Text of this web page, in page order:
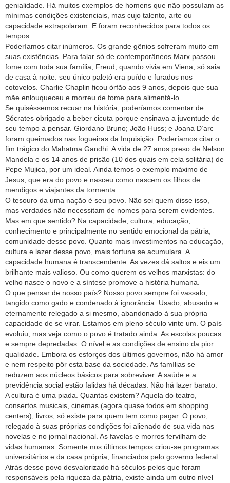
genialidade. Há muitos exemplos de homens que não possuíam as
mínimas condições existenciais, mas cujo talento, arte ou
capacidade extrapolaram. E foram reconhecidos para todos os
tempos.
Poderíamos citar inúmeros. Os grande gênios sofreram muito em
suas existências. Para falar só de contemporâneos Marx passou
fome com toda sua família; Freud, quando vivia em Viena, só saia
de casa à noite: seu único paletó era puído e furados nos
cotovelos. Charlie Chaplin ficou órfão aos 9 anos, depois que sua
mãe enlouqueceu e morreu de fome para alimentá-lo.
Se quiséssemos recuar na história, poderíamos comentar de
Sócrates obrigado a beber cicuta porque ensinava a juventude de
seu tempo a pensar. Giordano Bruno; João Huss; e Joana D’arc
foram queimados nas fogueiras da Inquisição. Poderíamos citar o
fim trágico do Mahatma Gandhi. A vida de 27 anos preso de Nelson
Mandela e os 14 anos de prisão (10 dos quais em cela solitária) de
Pepe Mujica, por um ideal. Ainda temos o exemplo máximo de
Jesus, que era do povo e nasceu como nascem os filhos de
mendigos e viajantes da tormenta.
O tesouro da uma nação é seu povo. Não sei quem disse isso,
mas verdades não necessitam de nomes para serem evidentes.
Mas em que sentido? Na capacidade, cultura, educação,
conhecimento e principalmente no sentido emocional da pátria,
comunidade desse povo. Quanto mais investimentos na educação,
cultura e lazer desse povo, mais fortuna se acumulara. A
capacidade humana é transcendente. As vezes dá saltos e eis um
brilhante mais valioso. Ou como querem os velhos marxistas: do
velho nasce o novo e a síntese promove a história humana.
O que pensar de nosso país? Nosso povo sempre foi vassalo,
tangido como gado e condenado à ignorância. Usado, abusado e
eternamente relegado a si mesmo, abandonado à sua própria
capacidade de se virar. Estamos em pleno século vinte um. O país
evoluiu, mas veja como o povo é tratado ainda. As escolas poucas
e sempre depredadas. O nível e as condições de ensino da pior
qualidade. Embora os esforços dos últimos governos, não há amor
e nem respeito pôr esta base da sociedade. As famílias se
reduzem aos núcleos básicos para sobreviver. A saúde e a
previdência social estão falidas há décadas. Não há lazer barato.
A cultura é uma piada. Quantas existem? Aquela do teatro,
consertos musicais, cinemas (agora quase todos em shopping
centers), livros, só existe para quem tem como pagar. O povo,
relegado à suas próprias condições foi alienado de sua vida nas
novelas e no jornal nacional. As favelas e morros fervilham de
vidas humanas. Somente nos últimos tempos criou-se programas
universitários e da casa própria, financiados pelo governo federal.
Atrás desse povo desvalorizado há séculos pelos que foram
responsáveis pela riqueza da pátria, existe ainda um outro nível